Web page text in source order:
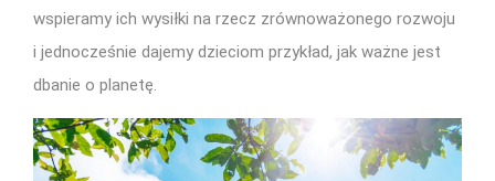
wspieramy ich wysiłki na rzecz zrównoważonego rozwoju
i jednocześnie dajemy dzieciom przykład, jak ważne jest
dbanie o planetę.